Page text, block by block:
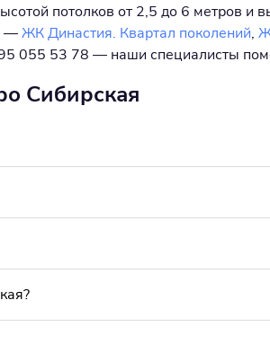
потолков от 2,5 до 6 метров и
—ЖК Династия. Квартал поколений,
055 53 78 — наши специалисты
Сибирская